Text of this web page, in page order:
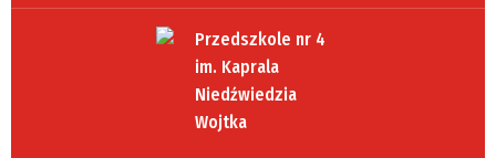
Przedszkole nr 4
im. Kaprala
Niedźwiedzia
Wojtka